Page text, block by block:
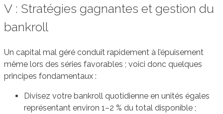
V : Stratégies gagnantes et gestion du
bankroll
Un capital mal géré conduit rapidement à l’épuisement
même lors des séries favorables ; voici donc quelques
principes fondamentaux :
Divisez votre bankroll quotidienne en unités égales
représentant environ 1–2 % du total disponible ;